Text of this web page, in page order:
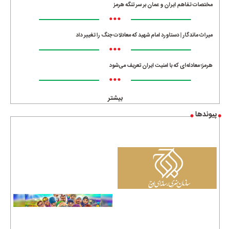
مختصات تفاهم ایران و عمان بر سر تنگه هرمز
•••
میراث ماندگار | دستاورد امام شهید که معادلات جنگ را تغییر داد
•••
هرمز؛ معادله‌ای که با امنیت ایران تعریف می‌شود
•••
بیشتر
پیوندها